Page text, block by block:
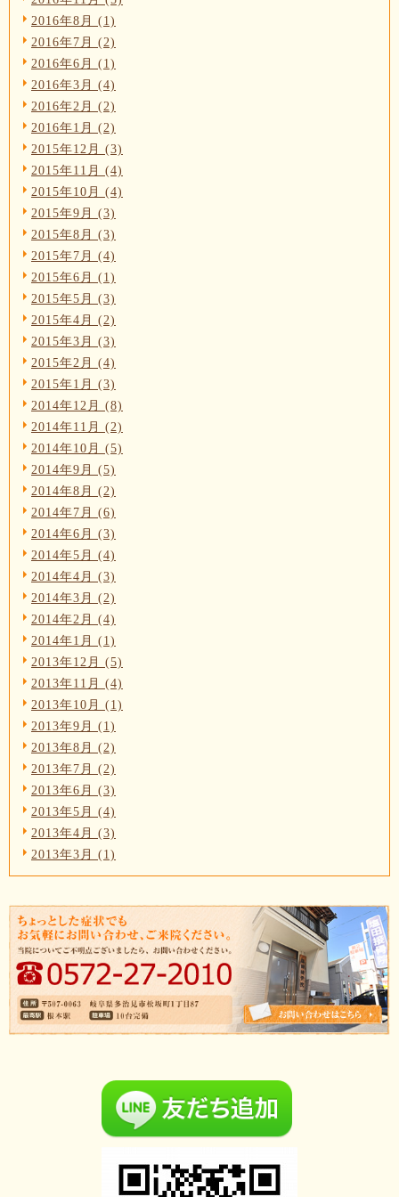
2016年8月 (1)
2016年7月 (2)
2016年6月 (1)
2016年3月 (4)
2016年2月 (2)
2016年1月 (2)
2015年12月 (3)
2015年11月 (4)
2015年10月 (4)
2015年9月 (3)
2015年8月 (3)
2015年7月 (4)
2015年6月 (1)
2015年5月 (3)
2015年4月 (2)
2015年3月 (3)
2015年2月 (4)
2015年1月 (3)
2014年12月 (8)
2014年11月 (2)
2014年10月 (5)
2014年9月 (5)
2014年8月 (2)
2014年7月 (6)
2014年6月 (3)
2014年5月 (4)
2014年4月 (3)
2014年3月 (2)
2014年2月 (4)
2014年1月 (1)
2013年12月 (5)
2013年11月 (4)
2013年10月 (1)
2013年9月 (1)
2013年8月 (2)
2013年7月 (2)
2013年6月 (3)
2013年5月 (4)
2013年4月 (3)
2013年3月 (1)